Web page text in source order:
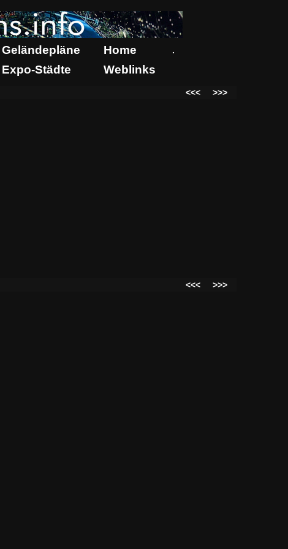
Geländepläne Home .
Expo-Städte Weblinks
<<< >>>
<<<
>>>